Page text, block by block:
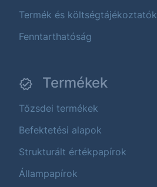
Termék és költségtájékoztatók
Fenntarthatóság
Termékek
Tőzsdei termékek
Befektetési alapok
Strukturált értékpapírok
Állampapírok